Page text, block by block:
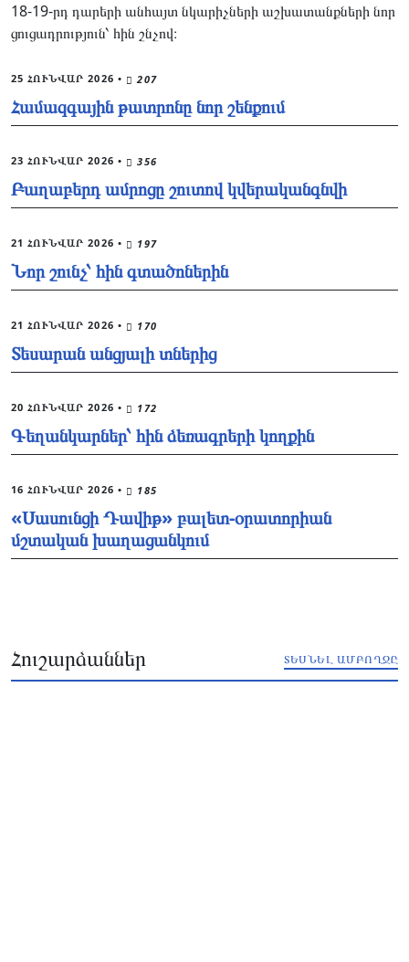
18-19-րդ դարերի անհայտ նկարիչների աշխատանքների նոր
ցուցադրություն՝ հին շնչով։
25 ՀՈՒՆՎԱՐ 2026 • 207
Համազգային թատրոնը նոր շենքում
23 ՀՈՒՆՎԱՐ 2026 • 356
Բաղաբերդ ամրոցը շուտով կվերականգնվի
21 ՀՈՒՆՎԱՐ 2026 • 197
Նոր շունչ՝ հին գտածոներին
21 ՀՈՒՆՎԱՐ 2026 • 170
Տեսարան անցյալի տներից
20 ՀՈՒՆՎԱՐ 2026 • 172
Գեղանկարներ՝ հին ձեռագրերի կողքին
16 ՀՈՒՆՎԱՐ 2026 • 185
«Սասունցի Դավիթ» բալետ-օրատորիան
մշտական խաղացանկում
Հուշարձաններ ՏԵՍՆԵԼ ԱՄԲՈՂՋԸ